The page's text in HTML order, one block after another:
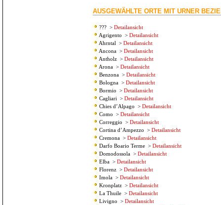
AUSGEWÄHLTE ORTE MIT URNER
??? > Detailansicht
Agrigento > Detailansicht
Ahrntal > Detailansicht
Ancona > Detailansicht
Antholz > Detailansicht
Arona > Detailansicht
Benzona > Detailansicht
Bologna > Detailansicht
Bormio > Detailansicht
Cagliari > Detailansicht
Chies d’Alpago > Detailansicht
Como > Detailansicht
Correggio > Detailansicht
Cortina d’Ampezzo > Detailansicht
Cremona > Detailansicht
Darfo Boario Terme > Detailansicht
Domodossola > Detailansicht
Elba > Detailansicht
Florenz > Detailansicht
Imola > Detailansicht
Kronplatz > Detailansicht
La Thuile > Detailansicht
Livigno > Detailansicht